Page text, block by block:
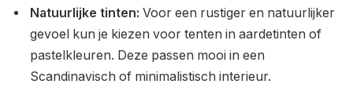
Natuurlijke tinten: Voor een rustiger en natuurlijker
gevoel kun je kiezen voor tenten in aardetinten of
pastelkleuren. Deze passen mooi in een
Scandinavisch of minimalistisch interieur.